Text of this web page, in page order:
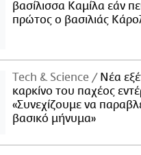
βασίλισσα Καμίλα εάν
πρώτος ο βασιλιάς
Τech & Science
Νέα
καρκίνο του παχέος
«Συνεχίζουμε να
βασικό μήνυμα»